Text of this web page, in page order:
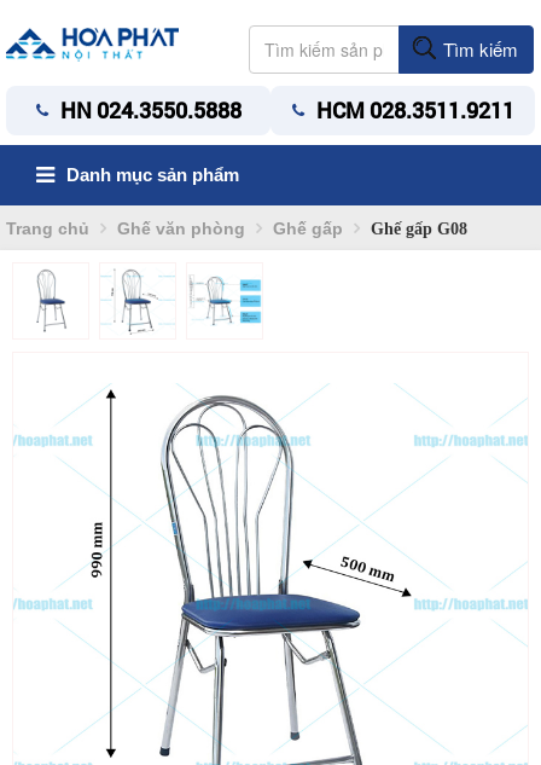
Tìm kiếm
HN 024.3550.5888 HCM 028.3511.9211
Danh mục sản phẩm
Trang chủ Ghế văn phòng Ghế gấp Ghế gấp G08